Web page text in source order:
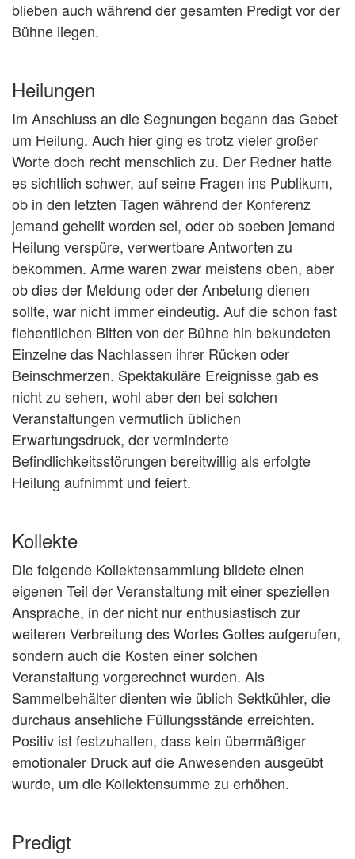
blieben auch während der gesamten Predigt vor der
Bühne liegen.
Heilungen
Im Anschluss an die Segnungen begann das Gebet
um Heilung. Auch hier ging es trotz vieler großer
Worte doch recht menschlich zu. Der Redner hatte
es sichtlich schwer, auf seine Fragen ins Publikum,
ob in den letzten Tagen während der Konferenz
jemand geheilt worden sei, oder ob soeben jemand
Heilung verspüre, verwertbare Antworten zu
bekommen. Arme waren zwar meistens oben, aber
ob dies der Meldung oder der Anbetung dienen
sollte, war nicht immer eindeutig. Auf die schon fast
flehentlichen Bitten von der Bühne hin bekundeten
Einzelne das Nachlassen ihrer Rücken oder
Beinschmerzen. Spektakuläre Ereignisse gab es
nicht zu sehen, wohl aber den bei solchen
Veranstaltungen vermutlich üblichen
Erwartungsdruck, der verminderte
Befindlichkeitsstörungen bereitwillig als erfolgte
Heilung aufnimmt und feiert.
Kollekte
Die folgende Kollektensammlung bildete einen
eigenen Teil der Veranstaltung mit einer speziellen
Ansprache, in der nicht nur enthusiastisch zur
weiteren Verbreitung des Wortes Gottes aufgerufen,
sondern auch die Kosten einer solchen
Veranstaltung vorgerechnet wurden. Als
Sammelbehälter dienten wie üblich Sektkühler, die
durchaus ansehliche Füllungsstände erreichten.
Positiv ist festzuhalten, dass kein übermäßiger
emotionaler Druck auf die Anwesenden ausgeübt
wurde, um die Kollektensumme zu erhöhen.
Predigt